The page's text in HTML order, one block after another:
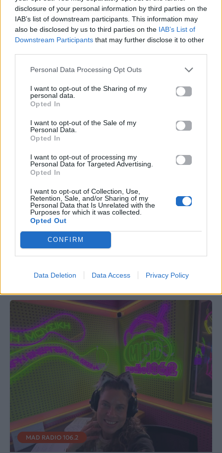
disclosure of your personal information by third parties on the
IAB’s list of downstream participants. This information may
also be disclosed by us to third parties on the IAB’s List of
Downstream Participants that may further disclose it to other
Personal Data Processing Opt Outs
I want to opt-out of the Sharing of my
personal data.
Opted In
I want to opt-out of the Sale of my
Personal Data.
Opted In
I want to opt-out of processing my
Personal Data for Targeted Advertising.
Opted In
I want to opt-out of Collection, Use,
Retention, Sale, and/or Sharing of my
Personal Data that Is Unrelated with the
Purposes for which it was collected.
Opted Out
CONFIRM
Data Deletion Data Access Privacy Policy
Social & Tech
είναι ο viral γκουρού
που δεν ξέραμε ότι
χρειαζόμασταν
31.07.2026
Social & Tech
influencer; Το ChatGPT
έχει τη λύση και είναι
πανεύκολη
Ξέχνα το hot girl
summer! Το νέο viral
trend είναι πιο ήρεμο
απ’ όσο φαντάζεσαι
30.07.2026
Ο Steve Provis στο
Mad Radio 106,2:
δουλειά, αλλά ο
29.07.2026
MAD RADIO 106.2